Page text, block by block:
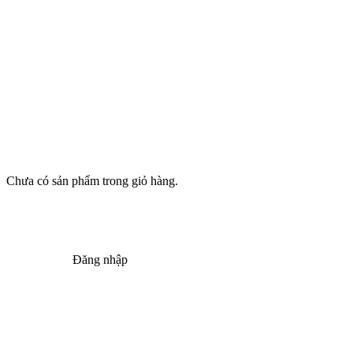
Chưa có sản phẩm trong giỏ hàng.
Đăng nhập